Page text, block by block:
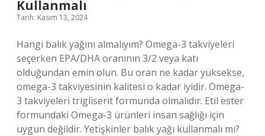
Kullanmalı
Tarih: Kasım 13, 2024
Hangi balık yağını almalıyım? Omega-3 takviyeleri
seçerken EPA/DHA oranının 3/2 veya katı
olduğundan emin olun. Bu oran ne kadar yüksekse,
omega-3 takviyesinin kalitesi o kadar iyidir. Omega-
3 takviyeleri trigliserit formunda olmalıdır. Etil ester
formundaki Omega-3 ürünleri insan sağlığı için
uygun değildir. Yetişkinler balık yağı kullanmalı mı?